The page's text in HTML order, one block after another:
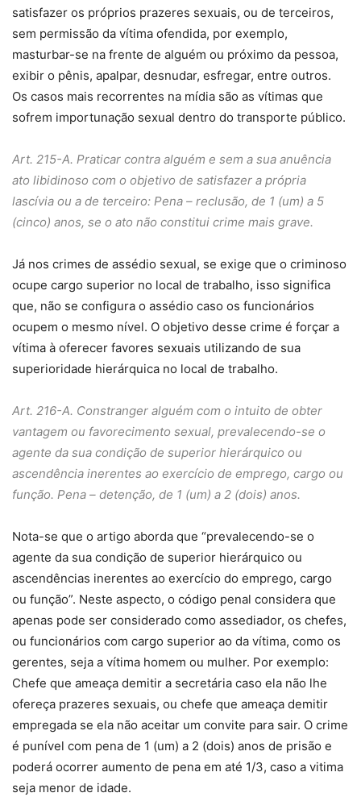
satisfazer os próprios prazeres sexuais, ou de terceiros,
sem permissão da vítima ofendida, por exemplo,
masturbar-se na frente de alguém ou próximo da pessoa,
exibir o pênis, apalpar, desnudar, esfregar, entre outros.
Os casos mais recorrentes na mídia são as vítimas que
sofrem importunação sexual dentro do transporte público.
Art. 215-A. Praticar contra alguém e sem a sua anuência
ato libidinoso com o objetivo de satisfazer a própria
lascívia ou a de terceiro: Pena – reclusão, de 1 (um) a 5
(cinco) anos, se o ato não constitui crime mais grave.
Já nos crimes de assédio sexual, se exige que o criminoso
ocupe cargo superior no local de trabalho, isso significa
que, não se configura o assédio caso os funcionários
ocupem o mesmo nível. O objetivo desse crime é forçar a
vítima à oferecer favores sexuais utilizando de sua
superioridade hierárquica no local de trabalho.
Art. 216-A. Constranger alguém com o intuito de obter
vantagem ou favorecimento sexual, prevalecendo-se o
agente da sua condição de superior hierárquico ou
ascendência inerentes ao exercício de emprego, cargo ou
função. Pena – detenção, de 1 (um) a 2 (dois) anos.
Nota-se que o artigo aborda que “prevalecendo-se o
agente da sua condição de superior hierárquico ou
ascendências inerentes ao exercício do emprego, cargo
ou função”. Neste aspecto, o código penal considera que
apenas pode ser considerado como assediador, os chefes,
ou funcionários com cargo superior ao da vítima, como os
gerentes, seja a vítima homem ou mulher. Por exemplo:
Chefe que ameaça demitir a secretária caso ela não lhe
ofereça prazeres sexuais, ou chefe que ameaça demitir
empregada se ela não aceitar um convite para sair. O crime
é punível com pena de 1 (um) a 2 (dois) anos de prisão e
poderá ocorrer aumento de pena em até 1/3, caso a vitima
seja menor de idade.